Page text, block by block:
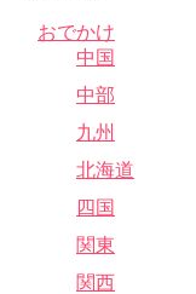
おでかけ
中国
中部
九州
北海道
四国
関東
関西